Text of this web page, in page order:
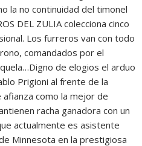
la no continuidad del timonel
DEL ZULIA colecciona cinco
Los furreros van con todo
comandados por el
de elogios el arduo
Prigioni al frente de la
como la mejor de
racha ganadora con un
actualmente es asistente
Minnesota en la prestigiosa